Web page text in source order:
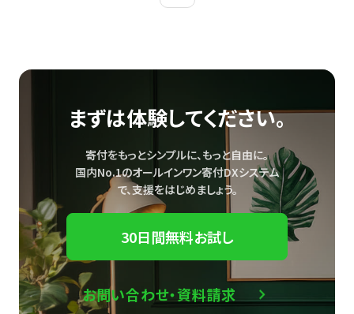
まずは体験してください。
寄付をもっとシンプルに、もっと自由に。
国内No.1のオールインワン寄付DXシステム
で、支援をはじめましょう。
30日間無料お試し
お問い合わせ・資料請求